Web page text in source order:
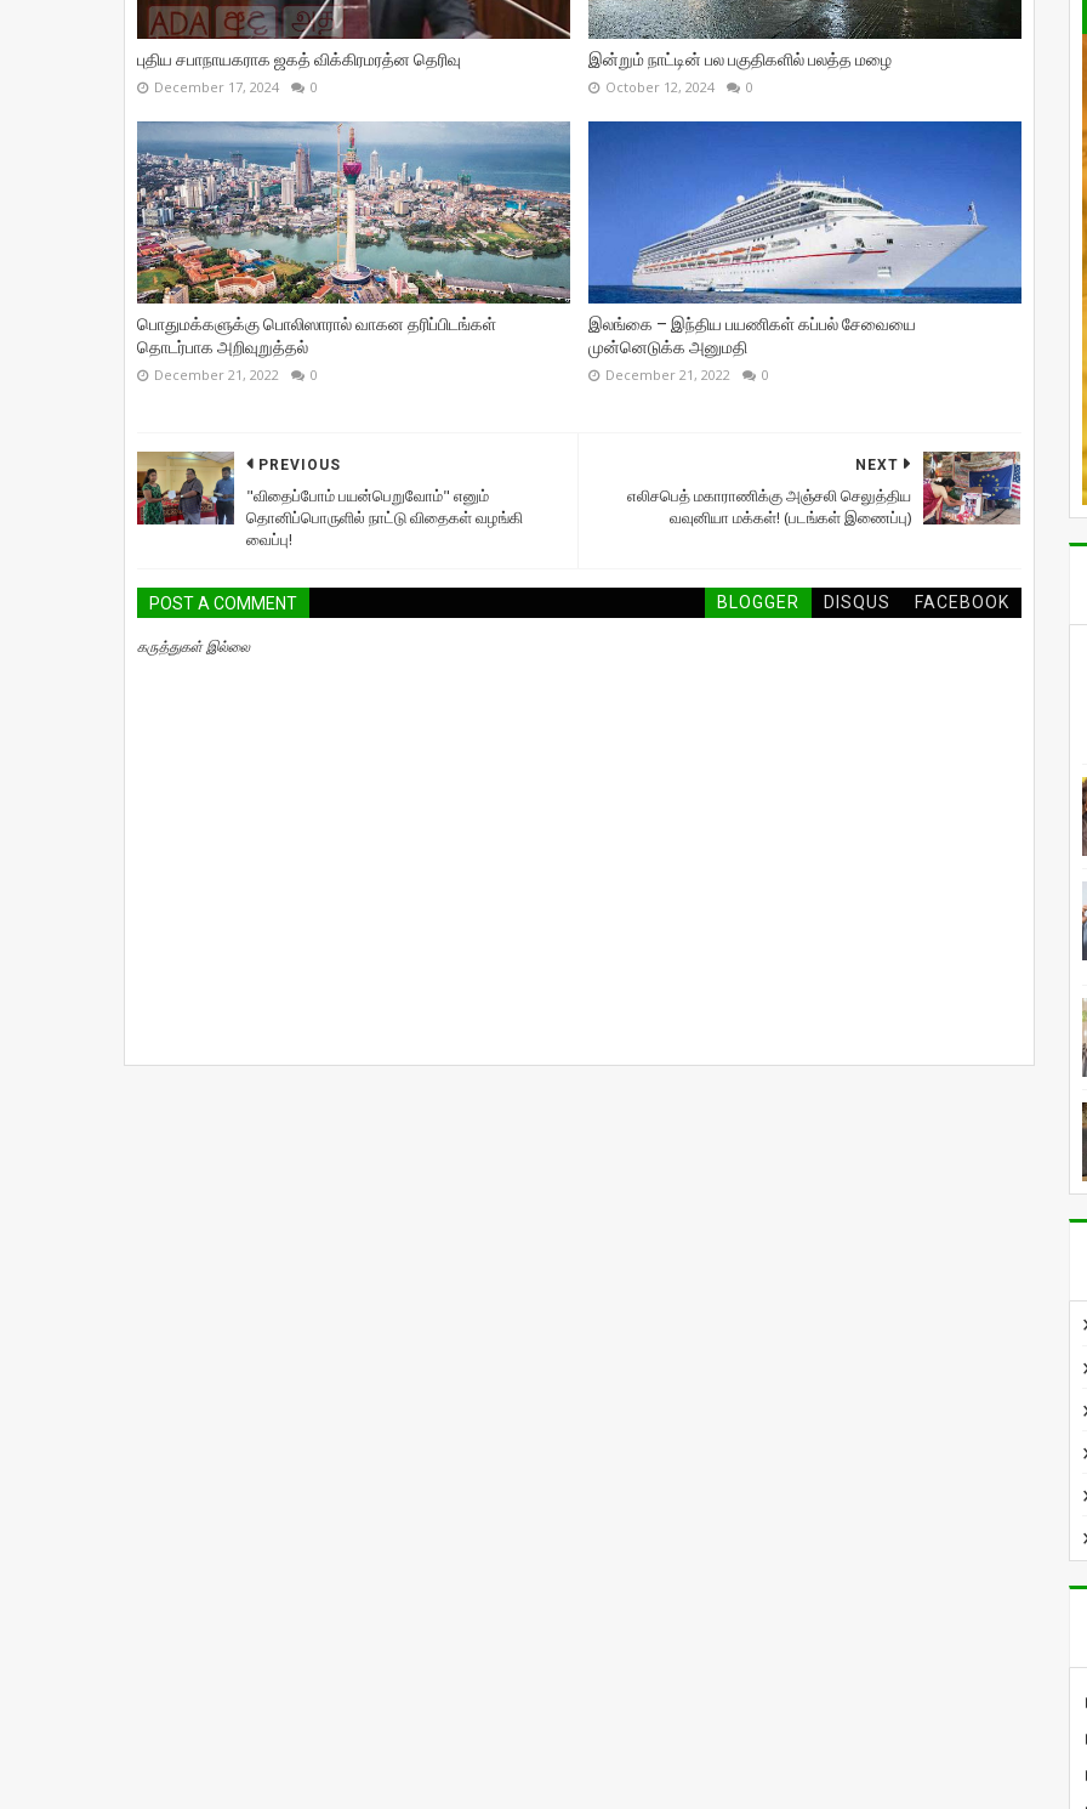
புதிய சபாநாயகராக ஜகத் விக்கிரமரத்ன தெரிவு
December 17, 2024 0
இன்றும் நாட்டின் பல பகுதிகளில் பலத்த மழை
October 12, 2024 0
பொதுமக்களுக்கு பொலிஸாரால் வாகன தரிப்பிடங்கள்
தொடர்பாக அறிவுறுத்தல்
December 21, 2022 0
இலங்கை – இந்திய பயணிகள் கப்பல் சேவையை
முன்னெடுக்க அனுமதி
December 21, 2022 0
NEXT
எலிசபெத் மகாராணிக்கு அஞ்சலி செலுத்திய
வவுனியா மக்கள்! (படங்கள் இணைப்பு)
PREVIOUS
"விதைப்போம் பயன்பெறுவோம்" எனும்
தொனிப்பொருளில் நாட்டு விதைகள் வழங்கி
வைப்பு!
POST A COMMENT BLOGGER DISQUS FACEBOOK
கருத்துகள் இல்லை